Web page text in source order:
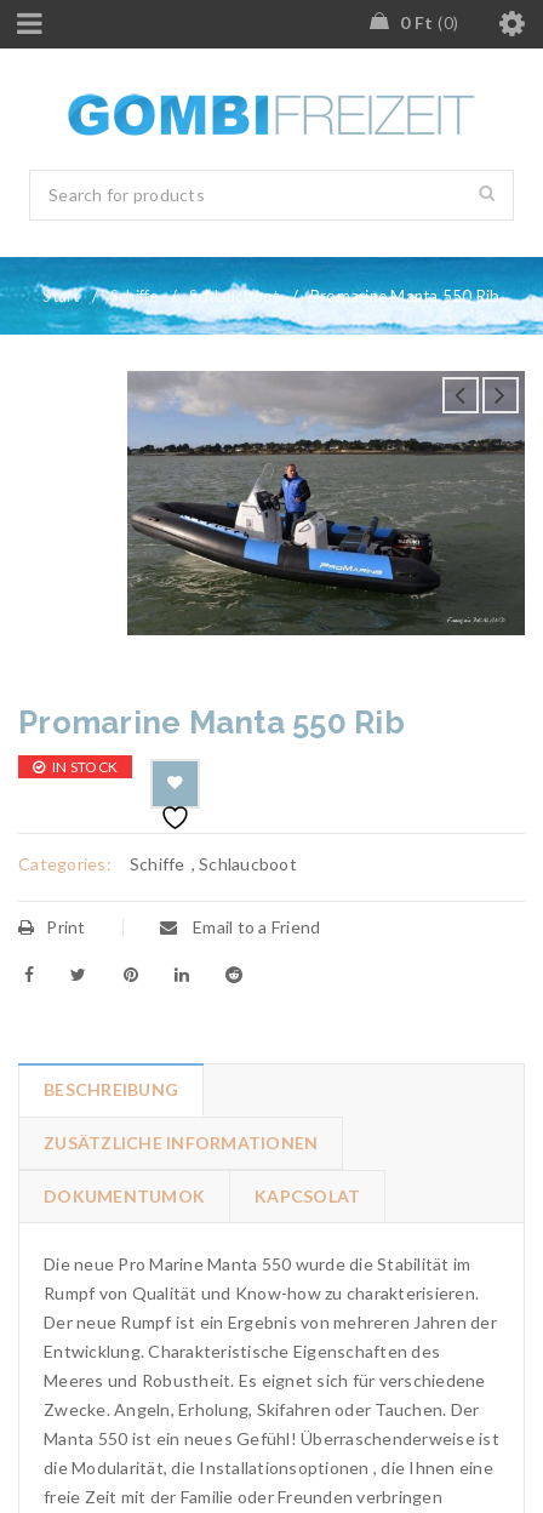
0 Ft 0
Start / Schiffe / Schlaucboot / Promarine Manta 550 Rib
Promarine Manta 550 Rib
IN STOCK
Categories: Schiffe , Schlaucboot
Print Email to a Friend
BESCHREIBUNG
ZUSÄTZLICHE INFORMATIONEN
DOKUMENTUMOK KAPCSOLAT
Die neue Pro Marine Manta 550 wurde die Stabilität im
Rumpf von Qualität und Know-how zu charakterisieren.
Der neue Rumpf ist ein Ergebnis von mehreren Jahren der
Entwicklung. Charakteristische Eigenschaften des
Meeres und Robustheit. Es eignet sich für verschiedene
Zwecke. Angeln, Erholung, Skifahren oder Tauchen. Der
Manta 550 ist ein neues Gefühl! Überraschenderweise ist
die Modularität, die Installationsoptionen , die Ihnen eine
freie Zeit mit der Familie oder Freunden verbringen